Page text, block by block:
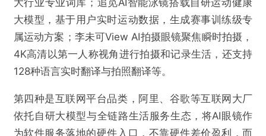
大行业专业词库；追觅AI智能泳镜搭载自研运动健康
大模型，基于用户实时运动数据，生成赛事训练级专
属运动方案；李未可View AI拍摄眼镜聚焦瞬时拍摄，
4K高清以第一人称视角进行拍摄和记录生活，还支持
128种语言实时翻译与拍照翻译等。
第四种是互联网平台品类，阿里、谷歌等互联网大厂
依托自研大模型与全链路生活服务生态，将AI眼镜作
为软件服务落地的硬件入口，不靠硬件差价盈利，而